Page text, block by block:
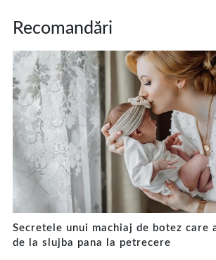
Recomandări
Secretele unui machiaj de botez care
de la slujba pana la petrecere